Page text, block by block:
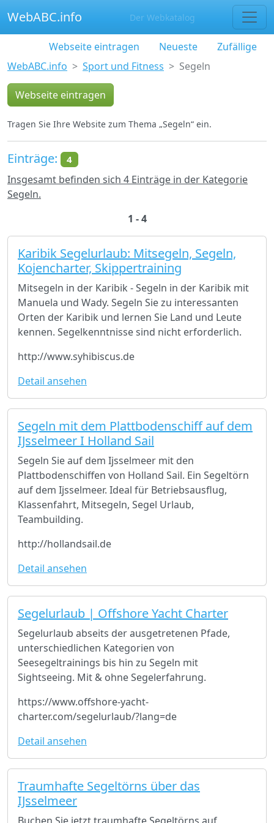
WebABC.info Der Webkatalog
Webseite eintragen Neueste
Zufällige
WebABC.info
Sport und Fitness Segeln
Webseite eintragen
Tragen Sie Ihre Website zum Thema „Segeln“ ein.
Einträge: 4
Insgesamt befinden sich 4 Einträge in der Kategorie
Segeln.
1 - 4
Karibik Segelurlaub: Mitsegeln, Segeln,
Kojencharter, Skippertraining
Mitsegeln in der Karibik - Segeln in der Karibik mit
Manuela und Wady. Segeln Sie zu interessanten
Orten der Karibik und lernen Sie Land und Leute
kennen. Segelkenntnisse sind nicht erforderlich.
http://www.syhibiscus.de
Detail ansehen
Segeln mit dem Plattbodenschiff auf dem
IJsselmeer I Holland Sail
Segeln Sie auf dem Ijsselmeer mit den
Plattbodenschiffen von Holland Sail. Ein Segeltörn
auf dem Ijsselmeer. Ideal für Betriebsausflug,
Klassenfahrt, Mitsegeln, Segel Urlaub,
Teambuilding.
http://hollandsail.de
Detail ansehen
Segelurlaub | Offshore Yacht Charter
Segelurlaub abseits der ausgetretenen Pfade,
unterschiedlichen Kategorien von
Seesegeltrainings bis hin zu Segeln mit
Sightseeing. Mit & ohne Segelerfahrung.
https://www.offshore-yacht-
charter.com/segelurlaub/?lang=de
Detail ansehen
Traumhafte Segeltörns über das
IJsselmeer